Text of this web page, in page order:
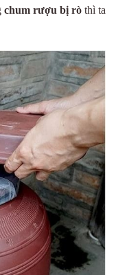
chum rượu bị rò thì ta